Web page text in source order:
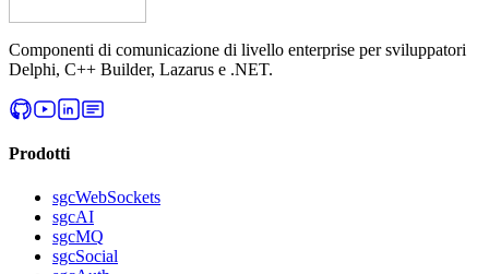
Componenti di comunicazione di livello enterprise per sviluppatori
Delphi, C++ Builder, Lazarus e .NET.
Prodotti
sgcWebSockets
sgcAI
sgcMQ
sgcSocial